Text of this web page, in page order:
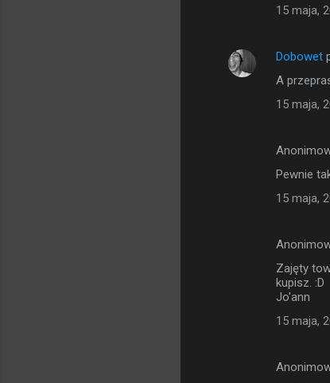
15 maja,
Dobowet
A
15 maja,
Pewnie
15 maja,
Zajęty
kupisz. :D
Jo'ann
15 maja,